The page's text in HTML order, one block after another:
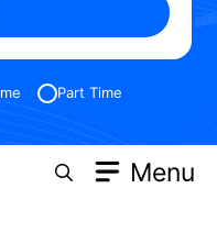
Part Time
Menu